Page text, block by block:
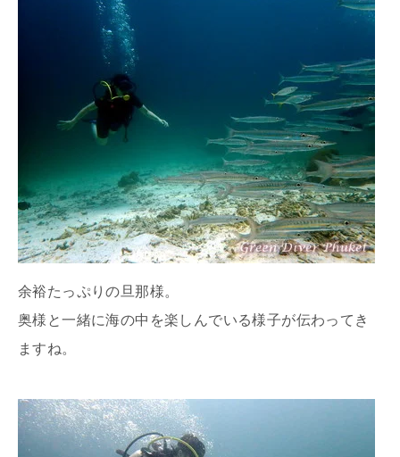
余裕たっぷりの旦那様。
奥様と一緒に海の中を楽しんでいる様子が伝わってき
ますね。